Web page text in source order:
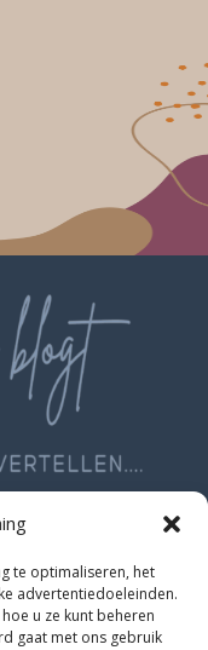
te optimaliseren, het
advertentiedoeleinden.
u ze kunt beheren
gaat met ons gebruik